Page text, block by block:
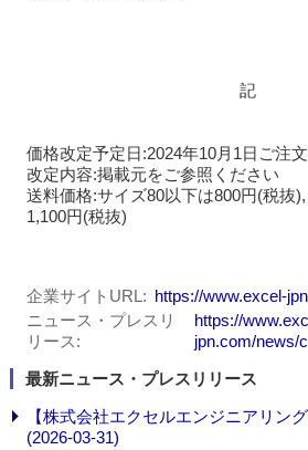
記
価格改定予定日:2024年10月1日ご注
改定内容:掲載元をご参照ください
送料価格:サイズ80以下は800円(税抜
1,100円(税抜)
企業サイトURL
https://www.excel-
ニュース・プレスリ
リース
https://
jpn.com/news/
最新ニュース・プレスリリース
【株式会社エクセルエンジニアリン
(2026-03-31)